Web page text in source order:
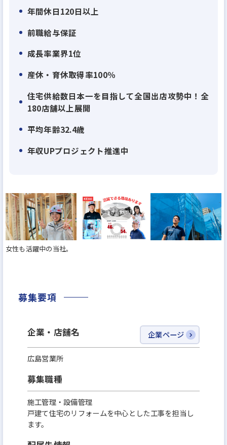
弊社は、週休2日はもちろん、高い有休消化率、リフ
休んでいただける体制になっています。また、残業時
間は月平均20時間(1日平均1時間程度)。業界の離職
それらの実績が評価されて、『働きがいのある会
社』のベストカンパニーにも選出されました!
取りプラン作成修正・建築確認申請等」、「土木管
理業務」、「購買・見積・発注業務」、「引き渡し
後の対応」、「職人探し」などの業務は全て担当部
署に任せるのが基本。また、スマホやタブレットな
も、ケイアイグループの場合は行かなくて済むことも
みます。実際、事務作業は業務の2割程度です。だか
また、外注先(約3,000社)の協力業者様は弊社をよく
業務遂行がしやすい環境です。
【理由3】
年間休日120日以上
前職給与保証
成長率業界1位
産休・育休取得率100％
住宅供給数日本一を目指して全国出店攻勢中！全
180店舗以上展開
平均年齢32.4歳
年収UPプロジェクト推進中
女性も活躍中の当社。
募集要項
企業・店舗名 企業ページ
広島営業所
募集職種
施工管理・設備管理
戸建て住宅のリフォームを中心とした工事を担当し
ます。